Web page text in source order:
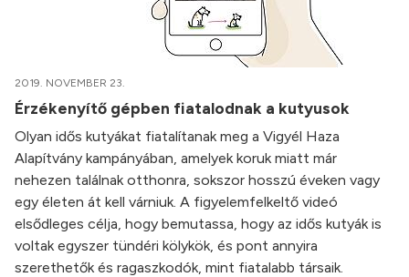
2019. NOVEMBER 23.
Érzékenyítő gépben fiatalodnak a kutyusok
Olyan idős kutyákat fiatalítanak meg a Vigyél Haza
Alapítvány kampányában, amelyek koruk miatt már
nehezen találnak otthonra, sokszor hosszú éveken vagy
egy életen át kell várniuk. A figyelemfelkeltő videó
elsődleges célja, hogy bemutassa, hogy az idős kutyák is
voltak egyszer tündéri kölykök, és pont annyira
szerethetők és ragaszkodók, mint fiatalabb társaik.